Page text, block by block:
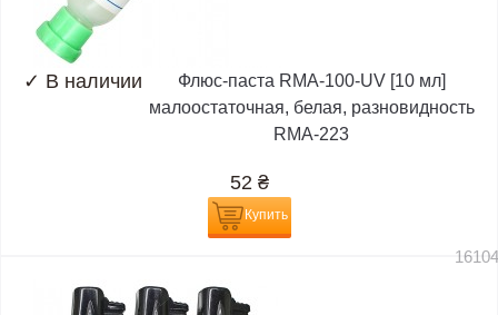
✓ В наличии
Флюс-паста RMA-100-UV [10 мл]
малоостаточная, белая, разновидность
RMA-223
52 ₴
Купить